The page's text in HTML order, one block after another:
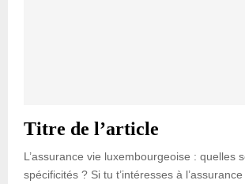
Titre de l’article
L’assurance vie luxembourgeoise : quelles
spécificités ? Si tu t’intéresses à l’assurance